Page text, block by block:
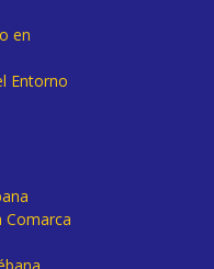
en
Entorno
Comarca